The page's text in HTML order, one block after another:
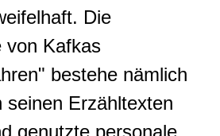
Die
von Kafkas
bestehe nämlich
seinen Erzähltexten
genutzte personale